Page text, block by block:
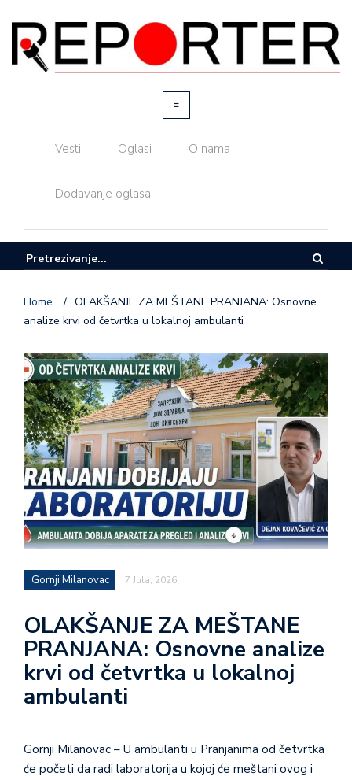
Vesti Oglasi O nama
Dodavanje oglasa
Home / OLAKŠANJE ZA MEŠTANE PRANJANA: Osnovne
analize krvi od četvrtka u lokalnoj ambulanti
Gornji Milanovac 7 Jula, 2026
OLAKŠANJE ZA MEŠTANE
PRANJANA: Osnovne analize
krvi od četvrtka u lokalnoj
ambulanti
Gornji Milanovac – U ambulanti u Pranjanima od četvrtka
će početi da radi laboratorija u kojoj će meštani ovog i